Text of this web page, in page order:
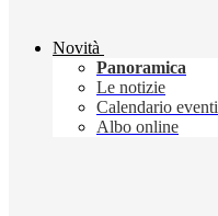
Novità
Panoramica
Le notizie
Calendario eventi
Albo online